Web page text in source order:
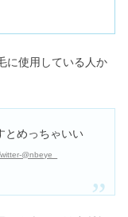
に使用している人か
とめっちゃいい
@nbeye_